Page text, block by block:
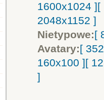
1600x1024 ][
2048x1152 ]
Nietypowe:[
Avatary:[
160x100 ][
]